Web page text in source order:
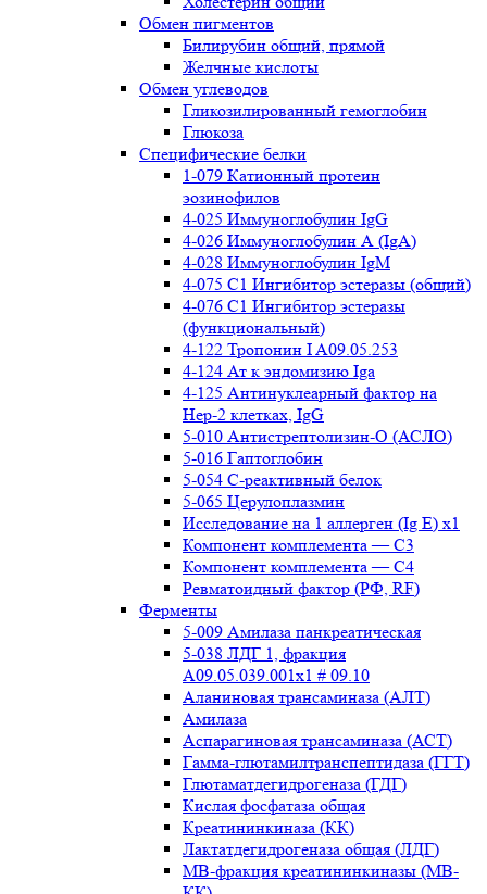
Обмен пигментов
Билирубин общий, прямой
Желчные кислоты
Обмен углеводов
Гликозилированный гемоглобин
Глюкоза
Специфические белки
1-079 Катионный протеин
эозинофилов
4-025 Иммуноглобулин IgG
4-026 Иммуноглобулин А (IgA)
4-028 Иммуноглобулин IgM
4-075 С1 Ингибитор эстеразы (общий)
4-076 С1 Ингибитор эстеразы
(функциональный)
4-122 Тропонин I A09.05.253
4-124 Ат к эндомизию Iga
4-125 Антинуклеарный фактор на
Нер-2 клетках, IgG
5-010 Антистрептолизин-О (АСЛО)
5-016 Гаптоглобин
5-054 С-реактивный белок
5-065 Церулоплазмин
Исследование на 1 аллерген (Ig E) x1
Компонент комплемента — С3
Компонент комплемента — С4
Ревматоидный фактор (РФ, RF)
Ферменты
5-009 Амилаза панкреатическая
5-038 ЛДГ 1, фракция
A09.05.039.001x1 # 09.10
Аланиновая трансаминаза (АЛТ)
Амилаза
Аспарагиновая трансаминаза (АСТ)
Гамма-глютамилтранспептидаза (ГГТ)
Глютаматдегидрогеназа (ГДГ)
Кислая фосфатаза общая
Креатининкиназа (КК)
Лактатдегидрогеназа общая (ЛДГ)
МВ-фракция креатининкиназы (МВ-